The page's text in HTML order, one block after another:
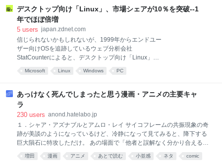
「まるで中学生の言い訳
GPUDirect Storage」技術を構成するオープンソース
のコンポーネントだという。NVIDIA GPUDirect
Storageは、ストレージとGPU間でデータを直接転送
上のデータをGPUで処理する場合、データをメインメ
モリの一時バッファに読み込み、そこからGPUのメモ
リへとデータをコピーする必要があった。NVIDIA
GPUDirect Storageは、メインメモリを介さずにデ
デスクトップ向け「Linux」、市場シェアが10％を突破--1
年でほぼ倍増
5 users japan.zdnet.com
信じられないかもしれないが、1999年からエンドユー
ザー向けOSを追跡しているウェブ分析会社
StatCounterによると、デスクトップ向け「Linux」の
とが大事だ。同社の数値は、わずか100万余りのウェ
ブサイトから得たデータに基づく。同社は、ユーザー
がサイトを訪問するとすべてのページビューを記録
用いられたデバイス（PCか、タブレットか、スマート
フォンか）といったデータを収集する。だが、Google
やFacebook、Wikipediaのような人気ウェブサイトか
らのトラフィックはカウントされていない。 とはい
Microsoft Linux Windows PC
あっけなく死んでしまったと思う漫画・アニメの主要キャ
ラ
230 users anond.hatelabo.jp
１．シャア・アズナブルとアムロ・レイ サイコフレームの共振現象の奇
跡が美談のようになっているけど、冷静になって見てみると、降下する
巨大隕石に特攻しただけ。 あの場面で「他者と誤解なく分かり合えるよ
うになる」というニュータイプの理想の答えだ、と言われてもピンと来
なかった。 ２．内海課長（機動警察パトレイバー） 特車二課の後藤隊長
増田 漫画 アニメ あとで読む 小並感 ネタ comic